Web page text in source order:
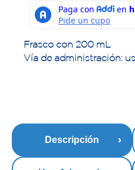
Frasco con 200 mL
Vía de administración:
Descripción